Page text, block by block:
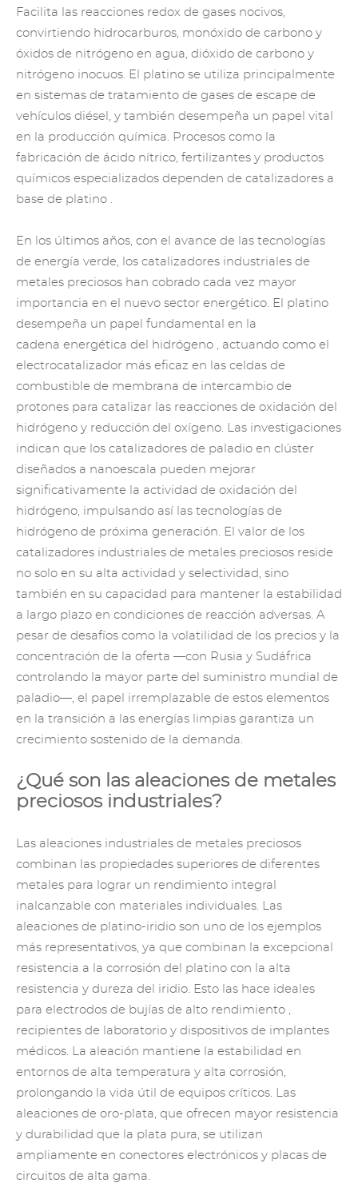
Facilita las reacciones redox de gases nocivos,
convirtiendo hidrocarburos, monóxido de carbono y
óxidos de nitrógeno en agua, dióxido de carbono y
nitrógeno inocuos. El platino se utiliza principalmente
en sistemas de tratamiento de gases de escape de
vehículos diésel, y también desempeña un papel vital
en la producción química. Procesos como la
fabricación de ácido nítrico, fertilizantes y productos
químicos especializados dependen de catalizadores a
base de platino .
En los últimos años, con el avance de las tecnologías
de energía verde, los catalizadores industriales de
metales preciosos han cobrado cada vez mayor
importancia en el nuevo sector energético. El platino
desempeña un papel fundamental en la
cadena energética del hidrógeno , actuando como el
electrocatalizador más eficaz en las celdas de
combustible de membrana de intercambio de
protones para catalizar las reacciones de oxidación del
hidrógeno y reducción del oxígeno. Las investigaciones
indican que los catalizadores de paladio en clúster
diseñados a nanoescala pueden mejorar
significativamente la actividad de oxidación del
hidrógeno, impulsando así las tecnologías de
hidrógeno de próxima generación. El valor de los
catalizadores industriales de metales preciosos reside
no solo en su alta actividad y selectividad, sino
también en su capacidad para mantener la estabilidad
a largo plazo en condiciones de reacción adversas. A
pesar de desafíos como la volatilidad de los precios y la
concentración de la oferta —con Rusia y Sudáfrica
controlando la mayor parte del suministro mundial de
paladio—, el papel irremplazable de estos elementos
en la transición a las energías limpias garantiza un
crecimiento sostenido de la demanda.
¿Qué son las aleaciones de metales
preciosos industriales?
Las aleaciones industriales de metales preciosos
combinan las propiedades superiores de diferentes
metales para lograr un rendimiento integral
inalcanzable con materiales individuales. Las
aleaciones de platino-iridio son uno de los ejemplos
más representativos, ya que combinan la excepcional
resistencia a la corrosión del platino con la alta
resistencia y dureza del iridio. Esto las hace ideales
para electrodos de bujías de alto rendimiento ,
recipientes de laboratorio y dispositivos de implantes
médicos. La aleación mantiene la estabilidad en
entornos de alta temperatura y alta corrosión,
prolongando la vida útil de equipos críticos. Las
aleaciones de oro-plata, que ofrecen mayor resistencia
y durabilidad que la plata pura, se utilizan
ampliamente en conectores electrónicos y placas de
circuitos de alta gama.